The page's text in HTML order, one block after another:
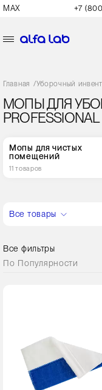
MAX +7
Главная /Уборочный
МОПЫ ДЛЯ
PROFESSIONAL
Мопы для чистых
помещений
11 товаров
Все товары
Все фильтры
По Популярности
Размер,